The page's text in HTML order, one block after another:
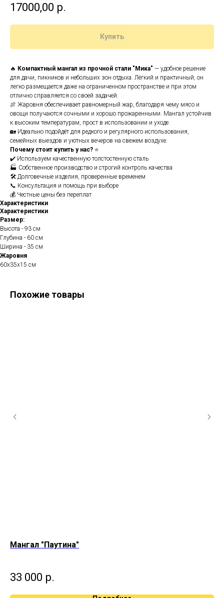
17000,00 р.
Купить
🔥 Компактный мангал из прочной стали "Мика" — удобное решение
для дачи, пикников и небольших зон отдыха. Лёгкий и практичный, он
легко размещается даже на ограниченном пространстве и при этом
отлично справляется со своей задачей.
🍖 Жаровня обеспечивает равномерный жар, благодаря чему мясо и
овощи получаются сочными и хорошо прожаренными. Мангал устойчив
к высоким температурам, прост в использовании и уходе.
🏡 Идеально подойдёт для редкого и регулярного использования,
семейных выездов и уютных вечеров на свежем воздухе.
Почему стоит купить у нас? ⭐
✔️ Используем качественную толстостенную сталь
🏭 Собственное производство и строгий контроль качества
🛠️ Долговечные изделия, проверенные временем
📞 Консультация и помощь при выборе
💰 Честные цены без переплат
Характеристики
Характеристики
Размер:
Высота - 93 см
Глубина - 60 см
Ширина - 35 см
Жаровня
60х35х15 см
Похожие товары
Мангал "Паутина"
33 000 р.